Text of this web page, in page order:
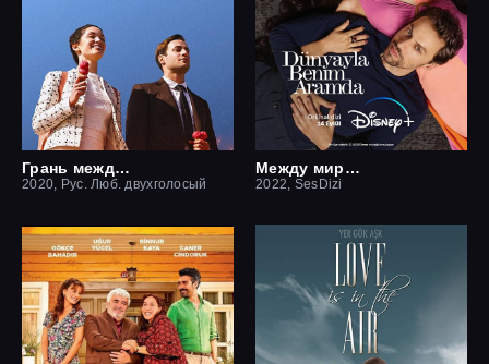
Грань между нами
2020, Рус. Люб. двухголосый
Между миром и мной
2022, SesDizi